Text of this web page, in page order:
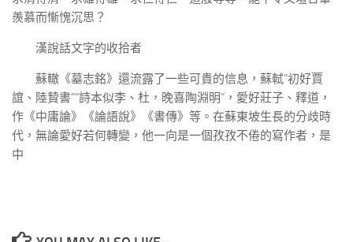
羨慕而慚愧沉思？
漢說話文字的收拾者
蘇轍《墓志銘》還流露了一些可貴的信息，蘇軾“初好賈
誼、陸贄書”“詩本似李、杜，晚喜陶淵明”，愛好莊子、釋道，
作《中庸論》《論語說》《書傳》等。在蘇東坡生長的分歧時
代，無論愛好若何轉變，他一向是一個孜孜不倦的寫作者，是
中